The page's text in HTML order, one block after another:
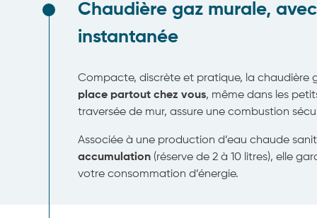
Chaudière gaz murale,
instantanée
Compacte, discrète et pratique, la chaudière
place partout chez vous, même dans les
traversée de mur, assure une combustion
Associée à une production d’eau chaude
accumulation (réserve de 2 à 10 litres), elle
votre consommation d’énergie.